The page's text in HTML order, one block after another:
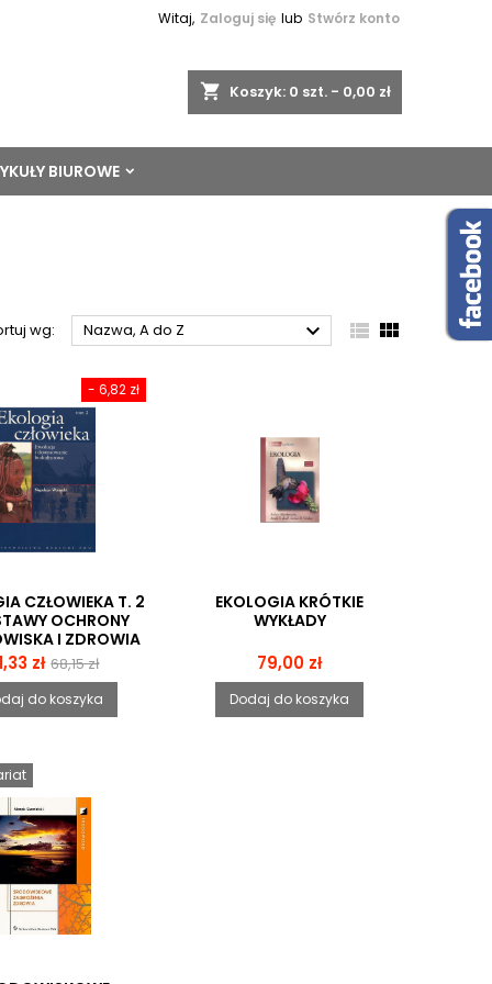
Witaj, Zaloguj się lub Stwórz konto
shopping_cart Koszyk: 0 szt. - 0,00 zł
BIUROWE
wg: Nazwa, A do Z   
- 6,82 zł
CZŁOWIEKA T. 2
OCHRONY
I ZDROWIA
EWOLUCJA I
zł Cena
podstawowa
68,15 zł
do koszyka
EKOLOGIA KRÓTKIE
WYKŁADY
Cena
79,00 zł
Dodaj do koszyka